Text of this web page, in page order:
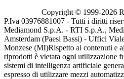
Copyright © 1999-2026
P.Iva 03976881007 - Tutti i diritti
Mediamond S.p.A. - RTI S.p.A.,
Amsterdam (Paesi Bassi) - Uffici
Monzese (MI)Rispetto ai contenuti e
riprodotti è vietata ogni utilizzazione
sistemi di intelligenza artificiale
espresso di utilizzare mezzi